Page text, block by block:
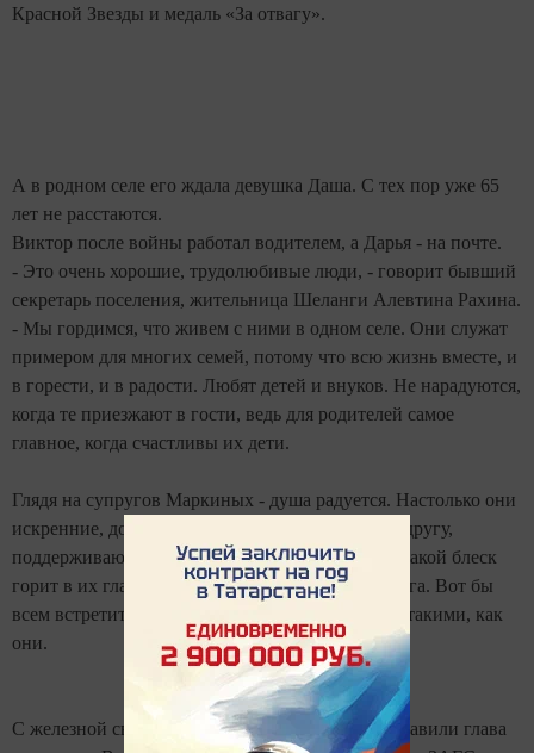
Красной Звезды и медаль «За отвагу».
А в родном селе его ждала девушка Даша. С тех пор уже 65
лет не расстаются.
Виктор после войны работал водителем, а Дарья - на почте.
- Это очень хорошие, трудолюбивые люди, - говорит бывший
секретарь поселения, жительница Шеланги Алевтина Рахина.
- Мы гордимся, что живем с ними в одном селе. Они служат
примером для многих семей, потому что всю жизнь вместе, и
в горести, и в радости. Любят детей и внуков. Не нарадуются,
когда те приезжают в гости, ведь для родителей самое
главное, когда счастливы их дети.
Глядя на супругов Маркиных - душа радуется. Настолько они
искренние, добрые и любящие. Помогают друг другу,
поддерживают, ни на минуту не расстаются. А какой блеск
горит в их глазах, когда они смотрят друг на друга. Вот бы
всем встретить такую старость, всем оставаться такими, как
они.
С железной свадьбой супругов Маркиных поздравили глава